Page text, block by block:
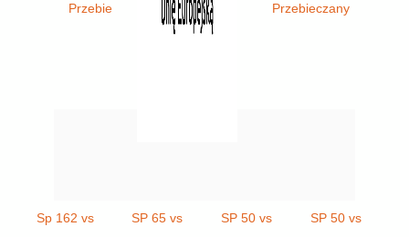
Przebie
Przebie
Przebieczany
Sp 162 vs
SP 65 vs
SP 50 vs
SP 50 vs